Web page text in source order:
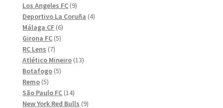
produkter
Los Angeles FC 99
produkter
Deportivo La Coruña 44
Málaga CF 66
Girona FC 55
RC Lens 77
produkter
Atlético Mineiro 1313
Botafogo 55
Remo 55
produkter
São Paulo FC 1414
produkter
New York Red Bulls 99